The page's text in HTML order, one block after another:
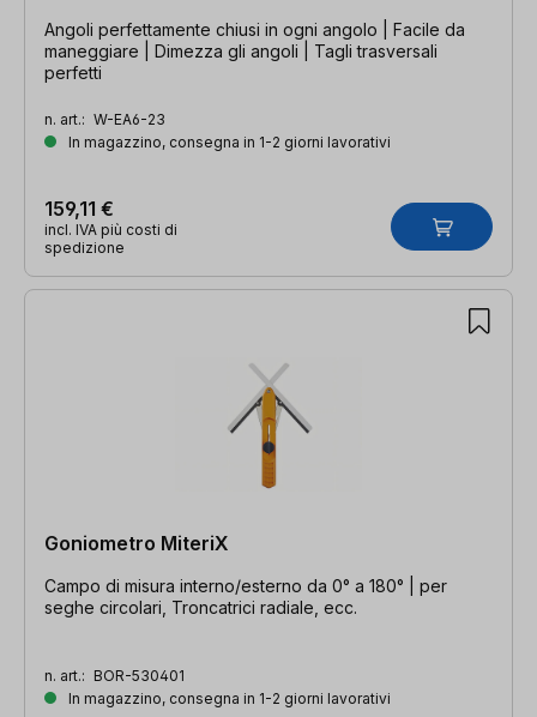
Angoli perfettamente chiusi in ogni angolo | Facile da
maneggiare | Dimezza gli angoli | Tagli trasversali
perfetti
n. art.: W-EA6-23
In magazzino, consegna in 1-2 giorni lavorativi
159,11 €
incl. IVA più costi di
spedizione
Goniometro MiteriX
Campo di misura interno/esterno da 0° a 180° | per
seghe circolari, Troncatrici radiale, ecc.
n. art.: BOR-530401
In magazzino, consegna in 1-2 giorni lavorativi